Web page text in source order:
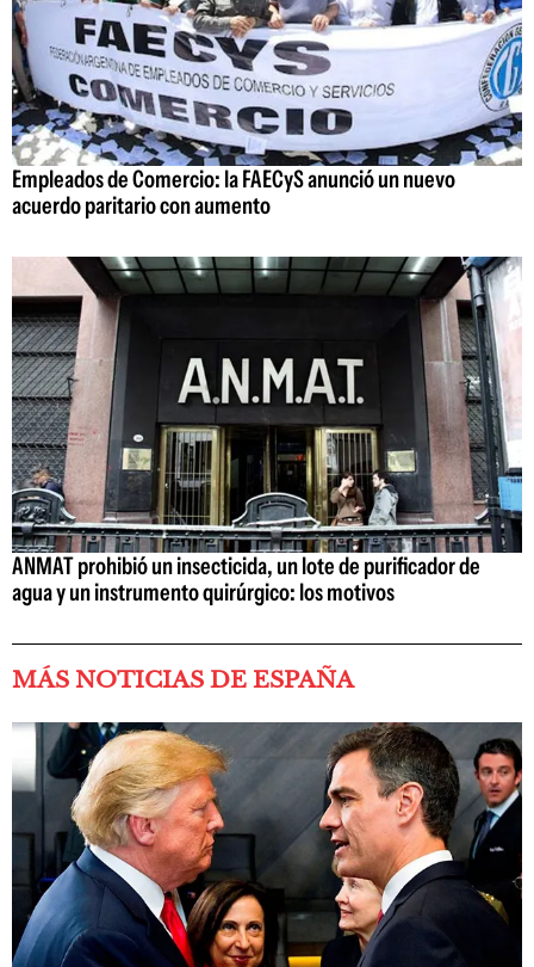
Empleados de Comercio: la FAECyS anunció un nuevo
acuerdo paritario con aumento
ANMAT prohibió un insecticida, un lote de purificador de
agua y un instrumento quirúrgico: los motivos
MÁS NOTICIAS DE ESPAÑA